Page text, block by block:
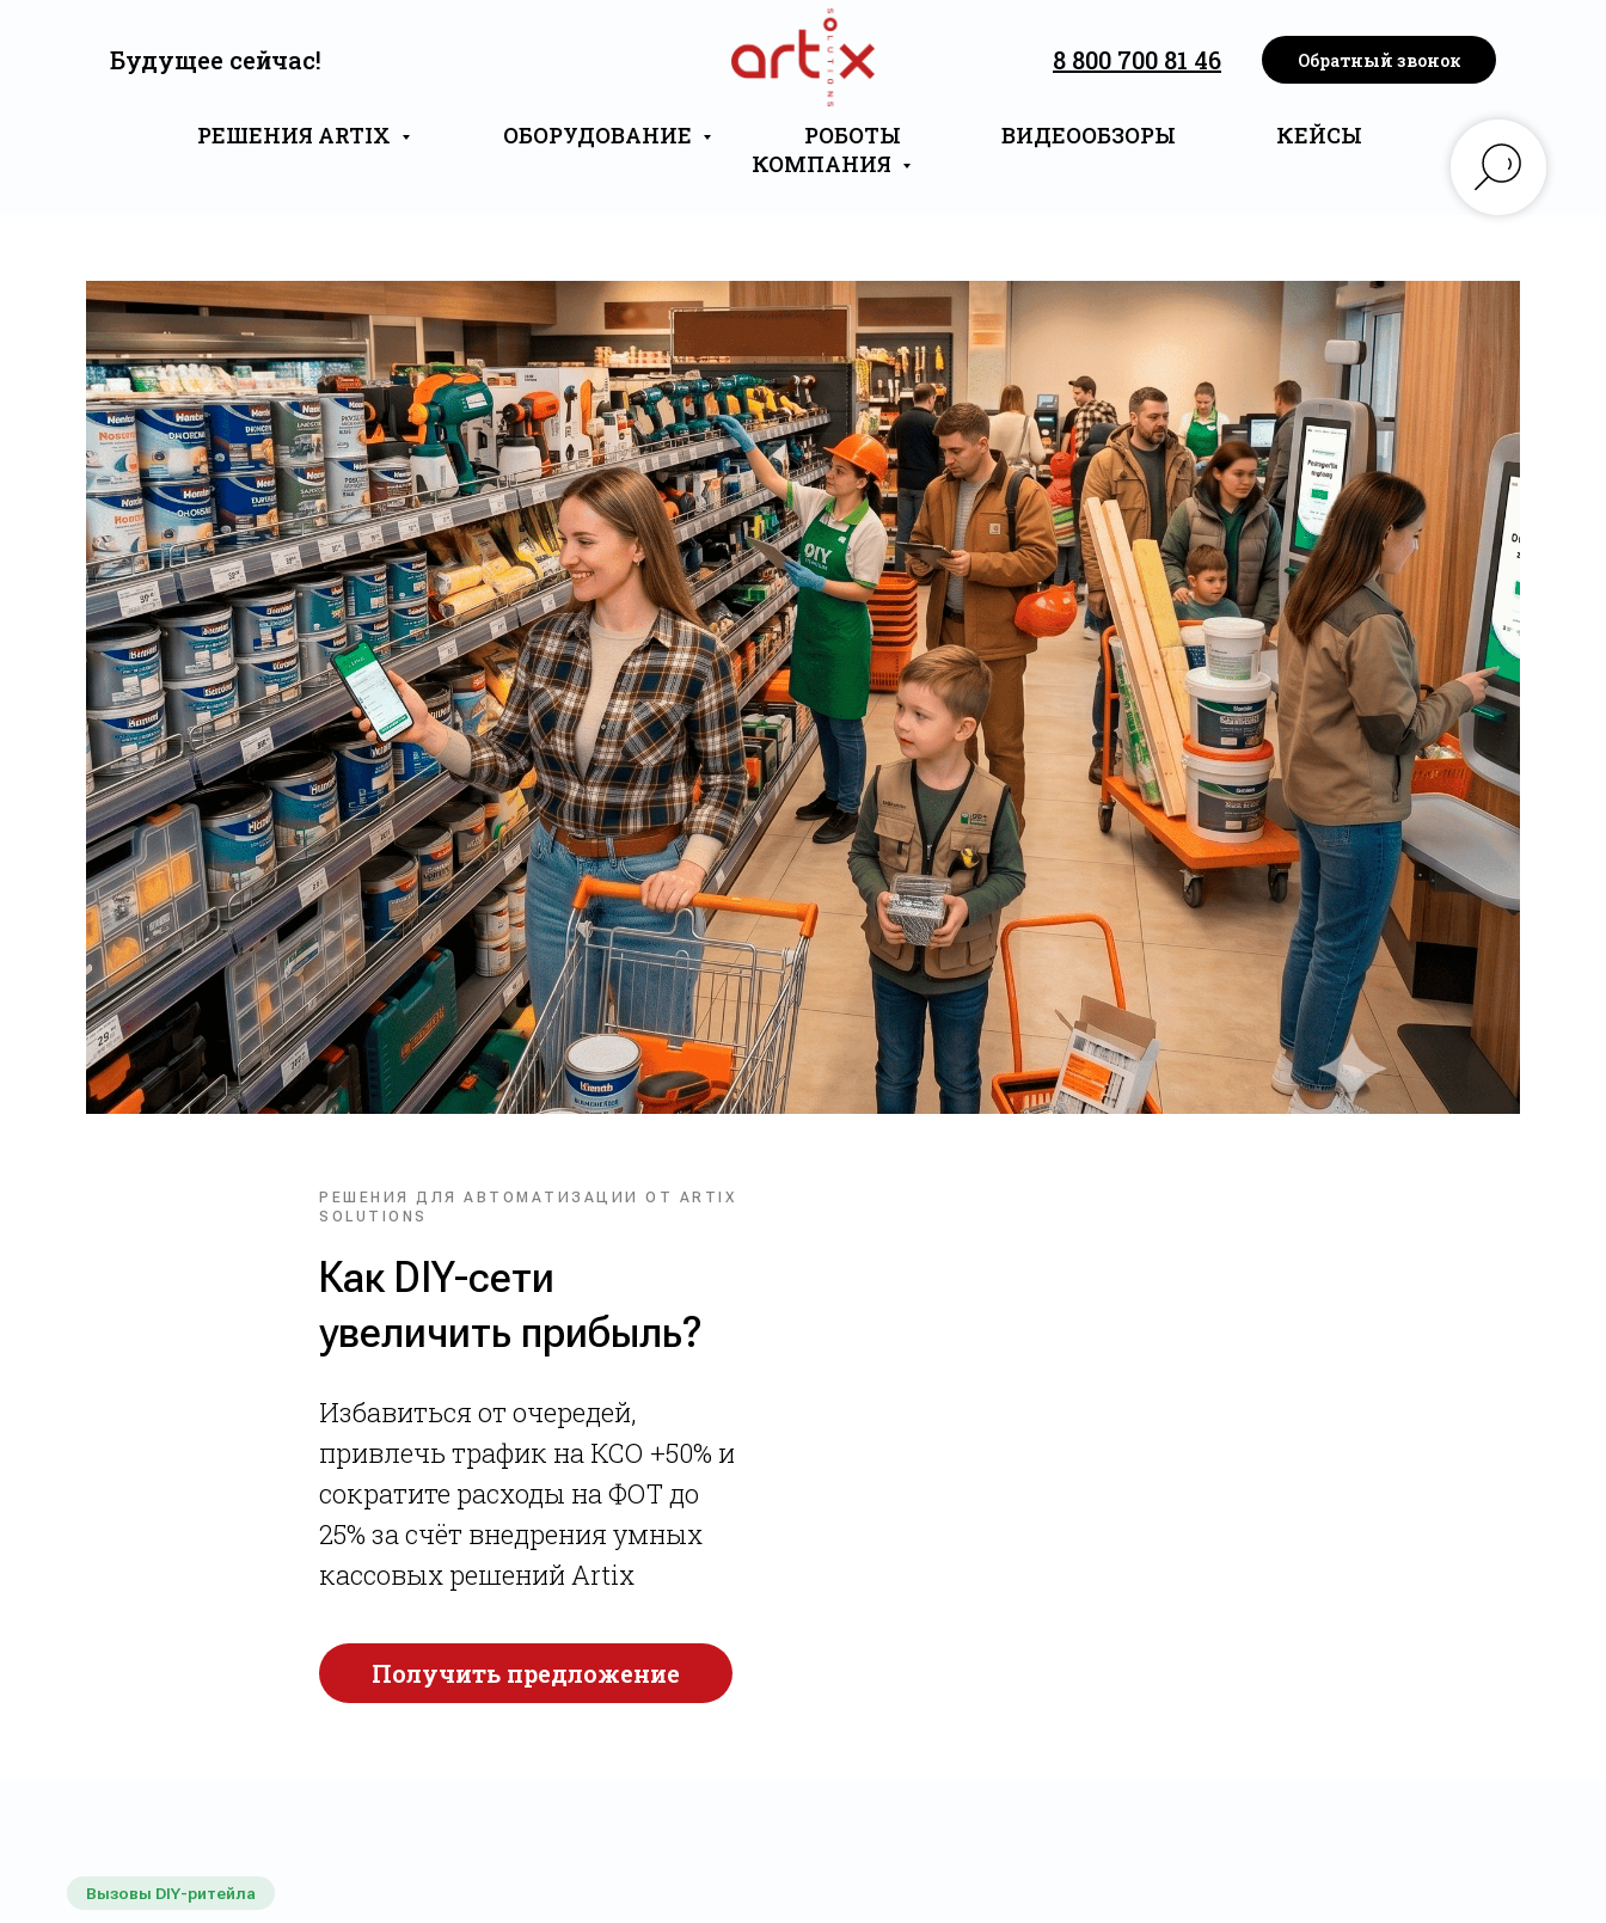
Будущее сейчас! 8 800 700 81 46 Обратный звонок
РЕШЕНИЯ ARTIX ОБОРУДОВАНИЕ РОБОТЫ ВИДЕООБЗОРЫ
КЕЙСЫ
КОМПАНИЯ
РЕШЕНИЯ ДЛЯ АВТОМАТИЗАЦИИ ОТ ARTIX
SOLUTIONS
Как DIY-сети
увеличить прибыль?
Избавиться от очередей,
привлечь трафик на КСО +50% и
сократите расходы на ФОТ до
25% за счёт внедрения умных
кассовых решений Artix
Получить предложение
Вызовы DIY-ритейла